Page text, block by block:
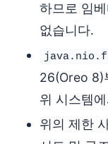
하므로 임
없습니다.
26(Oreo 8)
위 시스템
위의 제한